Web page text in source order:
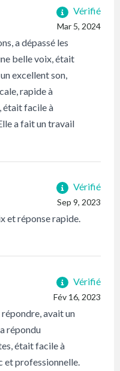
Vérifié
Mar 5, 2024
a dépassé les
belle voix, était
excellent son,
rapide à
était facile à
a fait un travail
Vérifié
Sep 9, 2023
et réponse rapide.
Vérifié
Fév 16, 2023
avait un
répondu
était facile à
et professionnelle.